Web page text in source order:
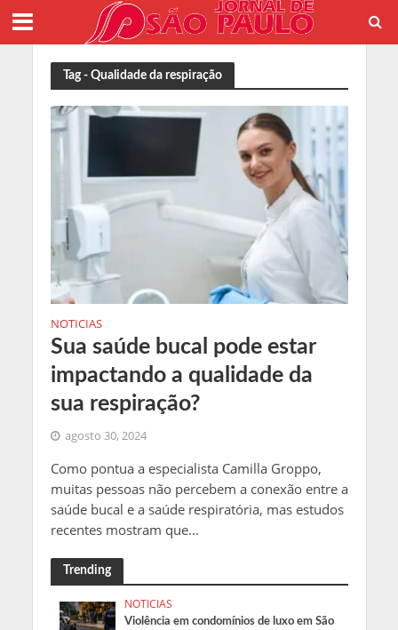
Tag - Qualidade da respiração
NOTICIAS
Sua saúde bucal pode estar
impactando a qualidade da
sua respiração?
agosto 30, 2024
Como pontua a especialista Camilla Groppo,
muitas pessoas não percebem a conexão entre a
saúde bucal e a saúde respiratória, mas estudos
recentes mostram que...
Trending
NOTICIAS
Violência em condomínios de luxo em São